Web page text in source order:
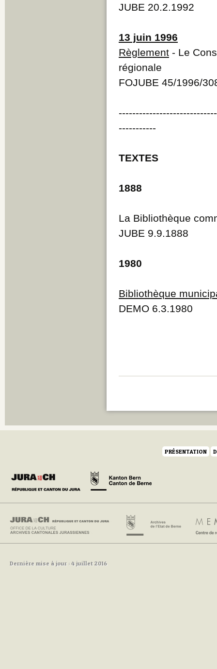
JUBE 20.2.1992
13 juin 1996
Règlement - Le
régionale
FOJUBE 45/1996/
-----------
TEXTES
1888
La Bibliothèque
JUBE 9.9.1888
1980
Bibliothèque
DEMO 6.3.1980
PRÉSENTATION
Dernière mise à jour : 4 juillet 2016